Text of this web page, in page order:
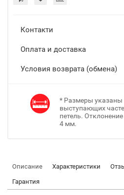
Контакти
Оплата и доставка
Условия возврата (обмена)
* Размеры указаны
выступающих
петель.
4 мм.
Описание Характеристики
Гарантия